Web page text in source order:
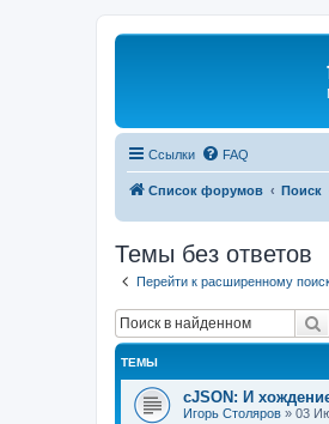
Ссылки FAQ
Список форумов Поиск
Темы без ответов
Перейти к расширенному
ТЕМЫ
cJSON: И
Игорь Столяров » 03